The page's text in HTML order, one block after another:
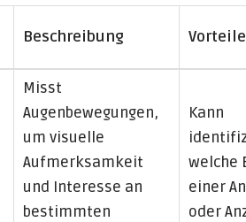
Beschreibung Vorteile
Misst
Augenbewegungen,
um visuelle
Aufmerksamkeit
und Interesse an
bestimmten
Kann
welche
einer
oder